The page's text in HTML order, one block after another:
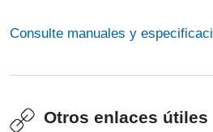
Consulte manuales y
Otros enlaces útiles